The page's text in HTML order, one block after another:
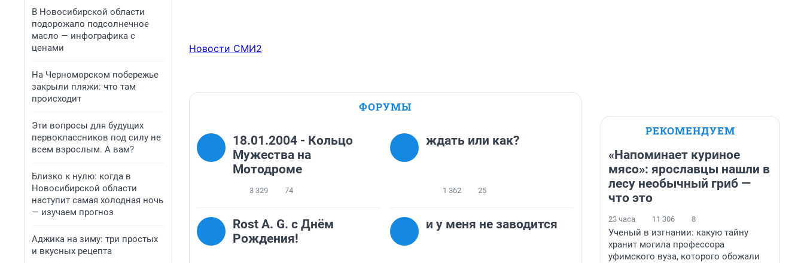
В Новосибирской области
подорожало подсолнечное
масло — инфографика с
ценами
На Черноморском побережье
закрыли пляжи: что там
происходит
Эти вопросы для будущих
первоклассников под силу не
всем взрослым. А вам?
Близко к нулю: когда в
Новосибирской области
наступит самая холодная ночь
— изучаем прогноз
Аджика на зиму: три простых
и вкусных рецепта
Новости СМИ2
ФОРУМЫ
18.01.2004 - Кольцо
Мужества на
Мотодроме
3 329 74
ждать или как?
1 362 25
Rost A. G. с Днём
Рождения!
и у меня не заводится
РЕКОМЕНДУЕМ
«Напоминает куриное
мясо»: ярославцы нашли в
лесу необычный гриб —
что это
23 часа 11 306 8
Ученый в изгнании: какую тайну
хранит могила профессора
уфимского вуза, которого обожали